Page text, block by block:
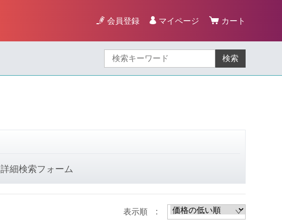
会員登録 マイページ カート
検索
詳細検索フォーム
表示順 :